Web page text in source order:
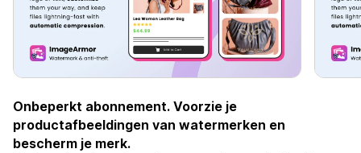
Onbeperkt abonnement. Voorzie je
productafbeeldingen van watermerken en
bescherm je merk.